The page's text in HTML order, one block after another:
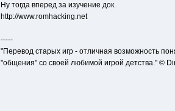
Ну тогда вперед за изучение док.
http://www.romhacking.net
-----
"Перевод старых игр - отличная возможность
"общения" со своей любимой игрой детства." ©